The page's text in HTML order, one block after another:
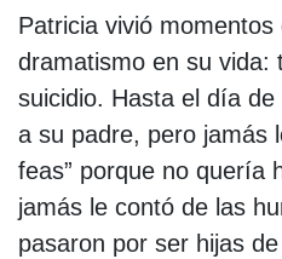
Patricia vivió
dramatismo en su vida:
suicidio. Hasta el día
a su padre, pero jamás
feas” porque no quería
jamás le contó de las
pasaron por ser hijas